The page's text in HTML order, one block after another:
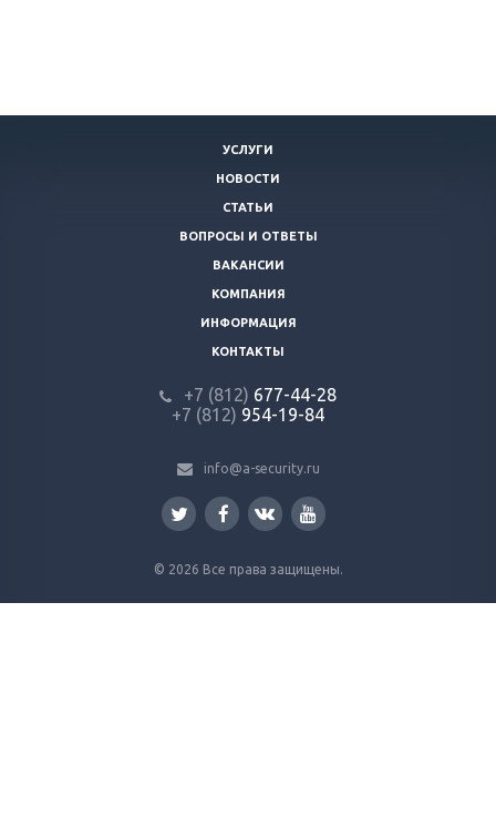
УСЛУГИ
НОВОСТИ
СТАТЬИ
ВОПРОСЫ И ОТВЕТЫ
ВАКАНСИИ
КОМПАНИЯ
ИНФОРМАЦИЯ
КОНТАКТЫ
+7 (812) 677-44-28
+7 (812) 954-19-84
info@a-security.ru
© 2026 Все права защищены.